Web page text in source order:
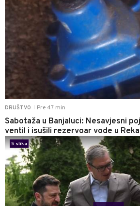
DRUŠTVO Pre 47 min
Sabotaža u Banjaluci: Nesavjesni
ventil i isušili rezervoar vode u
5 slika